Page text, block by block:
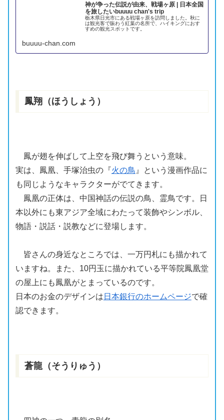
神が争った伝説が由来、戦場ヶ原 | 日本全国
を旅したいbuuuu chan's trip
栃木県日光市にある戦場ヶ原を訪問しました。秋に
は観光客で賑わう紅葉の名所で、ハイキングにおす
すめの観光スポットです。
buuuu-chan.com
鳳翔（ほうしょう）
鳳が翅を伸ばして上空を飛び舞うという意味。
実は、 鳳凰、 手塚治虫の『火の鳥 』という 漫画作品に
も同じようなキャラクターがでてきます。
鳳凰の正体は、中国神話の伝説の鳥、 霊鳥です。日
本以外にも東アジア全域にわたって装飾やシンボル、
物語・説話・説教などに登場します。
皆さんの身近なところでは、一万円札にも描かれて
いますね。また、10円玉に描かれている平等院鳳凰堂
の屋上にも鳳凰がとまっているのです。
日本のお金のデザインは 日本銀行のホームページで確
認できます。
蒼龍（そうりゅう）